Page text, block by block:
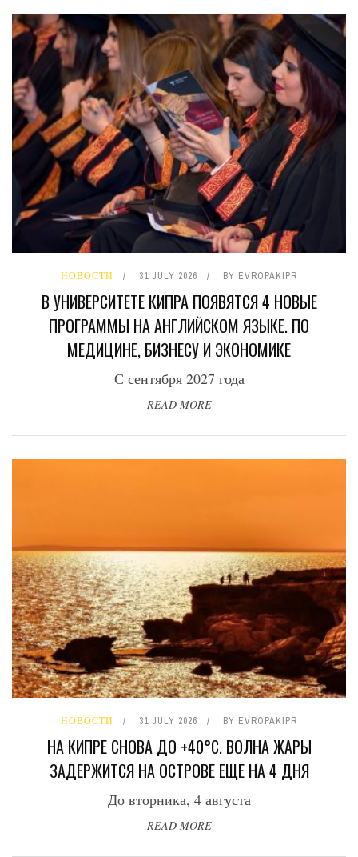
НОВОСТИ 31 JULY 2026 BY EVROPAKIPR
В УНИВЕРСИТЕТЕ КИПРА ПОЯВЯТСЯ 4 НОВЫЕ
ПРОГРАММЫ НА АНГЛИЙСКОМ ЯЗЫКЕ. ПО
МЕДИЦИНЕ, БИЗНЕСУ И ЭКОНОМИКЕ
С сентября 2027 года
READ MORE
НОВОСТИ 31 JULY 2026 BY EVROPAKIPR
НА КИПРЕ СНОВА ДО +40°C. ВОЛНА ЖАРЫ
ЗАДЕРЖИТСЯ НА ОСТРОВЕ ЕЩЕ НА 4 ДНЯ
До вторника, 4 августа
READ MORE